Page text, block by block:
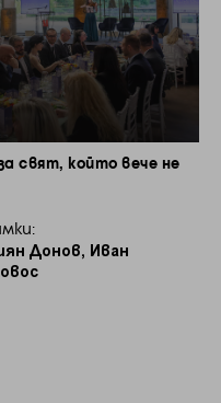
свят, който вече не
Донов, Иван